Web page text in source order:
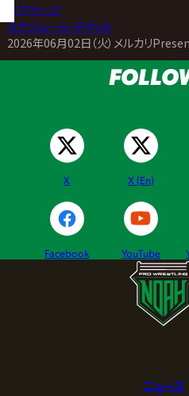
トップページ
>スケジュール・チケット
2026年06月02日（火）メルカリ
X X (En)
Facebook YouTube
ニュース